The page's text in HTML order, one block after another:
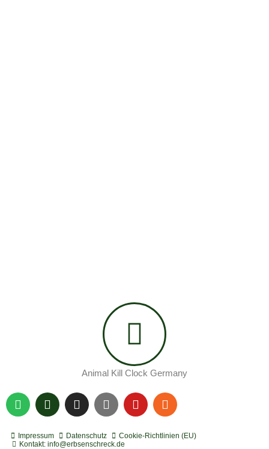
Animal Kill Clock Germany
S
p
t
P
o
c
I
n
t
Y
o
t
Y
o
t
R
s
Impressum Datenschutz
Cookie-Richtlinien (EU)
Kontakt: info@erbsenschreck.de